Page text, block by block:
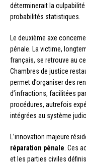
déterminerait la
probabilités statistiques.
Le deuxième axe
pénale. La victime,
français, se retrouve au
Chambres de justice
permet d’organiser des
d’infractions, facilitées
procédures, autrefois
intégrées au système
L’innovation majeure
réparation pénale. Ces
et les parties civiles